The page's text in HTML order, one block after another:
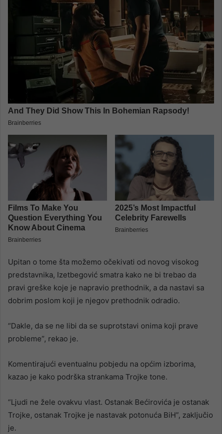
Upitan o tome šta možemo očekivati od novog visokog
predstavnika, Izetbegović smatra kako ne bi trebao da
pravi greške koje je napravio prethodnik, a da nastavi sa
dobrim poslom koji je njegov prethodnik odradio.
“Dakle, da se ne libi da se suprotstavi onima koji prave
probleme”, rekao je.
Komentirajući eventualnu pobjedu na općim izborima,
kazao je kako podrška strankama Trojke tone.
“Ljudi ne žele ovakvu vlast. Ostanak Bećirovića je ostanak
Trojke, ostanak Trojke je nastavak potonuća BiH”, zaključio
je.